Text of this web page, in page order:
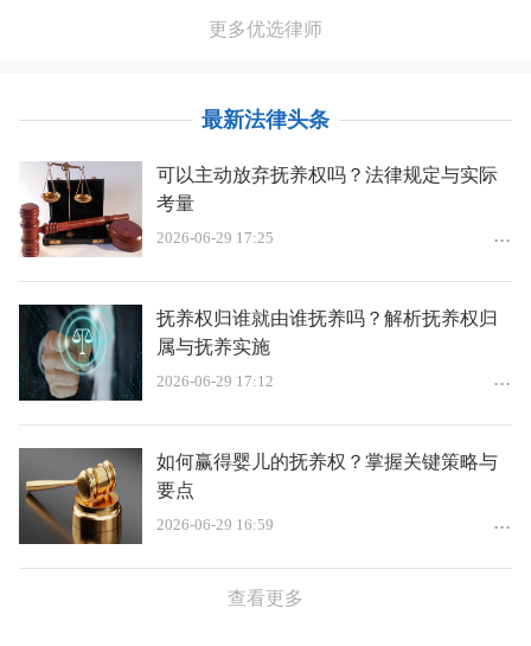
更多优选律师
最新法律头条
可以主动放弃抚养权吗？法律规定与实际
考量
2026-06-29 17:25
抚养权归谁就由谁抚养吗？解析抚养权归
属与抚养实施
2026-06-29 17:12
如何赢得婴儿的抚养权？掌握关键策略与
要点
2026-06-29 16:59
查看更多